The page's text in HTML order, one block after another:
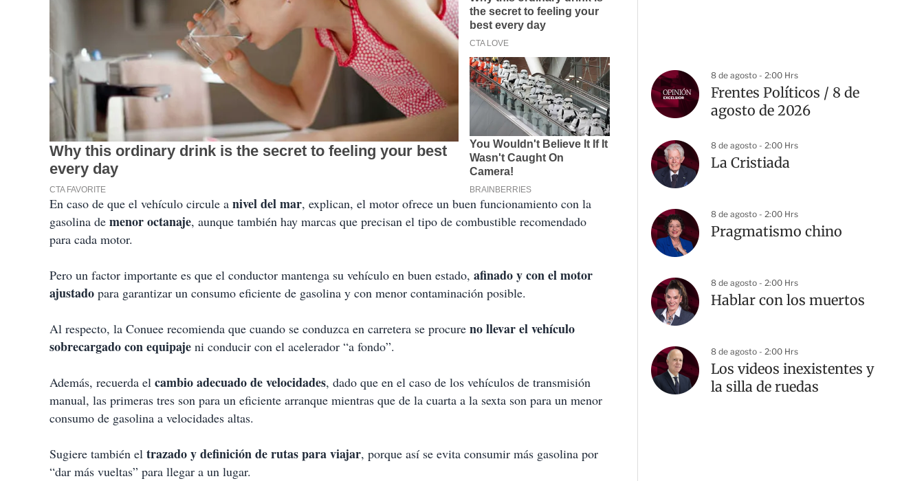
En caso de que el vehículo circule a nivel del mar, explican, el motor ofrece un buen funcionamiento con la
gasolina de menor octanaje, aunque también hay marcas que precisan el tipo de combustible recomendado
para cada motor.
Pero un factor importante es que el conductor mantenga su vehículo en buen estado, afinado y con el motor
ajustado para garantizar un consumo eficiente de gasolina y con menor contaminación posible.
Al respecto, la Conuee recomienda que cuando se conduzca en carretera se procure no llevar el vehículo
sobrecargado con equipaje ni conducir con el acelerador “a fondo”.
Además, recuerda el cambio adecuado de velocidades, dado que en el caso de los vehículos de transmisión
manual, las primeras tres son para un eficiente arranque mientras que de la cuarta a la sexta son para un menor
consumo de gasolina a velocidades altas.
Sugiere también el trazado y definición de rutas para viajar, porque así se evita consumir más gasolina por
“dar más vueltas” para llegar a un lugar.
8 de agosto - 2:00 Hrs
Frentes Políticos / 8 de
agosto de 2026
8 de agosto - 2:00 Hrs
La Cristiada
8 de agosto - 2:00 Hrs
Pragmatismo chino
8 de agosto - 2:00 Hrs
Hablar con los muertos
8 de agosto - 2:00 Hrs
Los videos inexistentes y
la silla de ruedas